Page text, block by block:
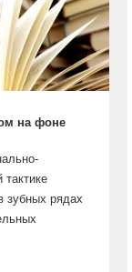
на фоне
зубных рядах